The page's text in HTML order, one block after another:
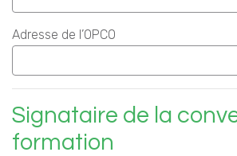
Adresse de l’OPCO
Signataire de la
formation